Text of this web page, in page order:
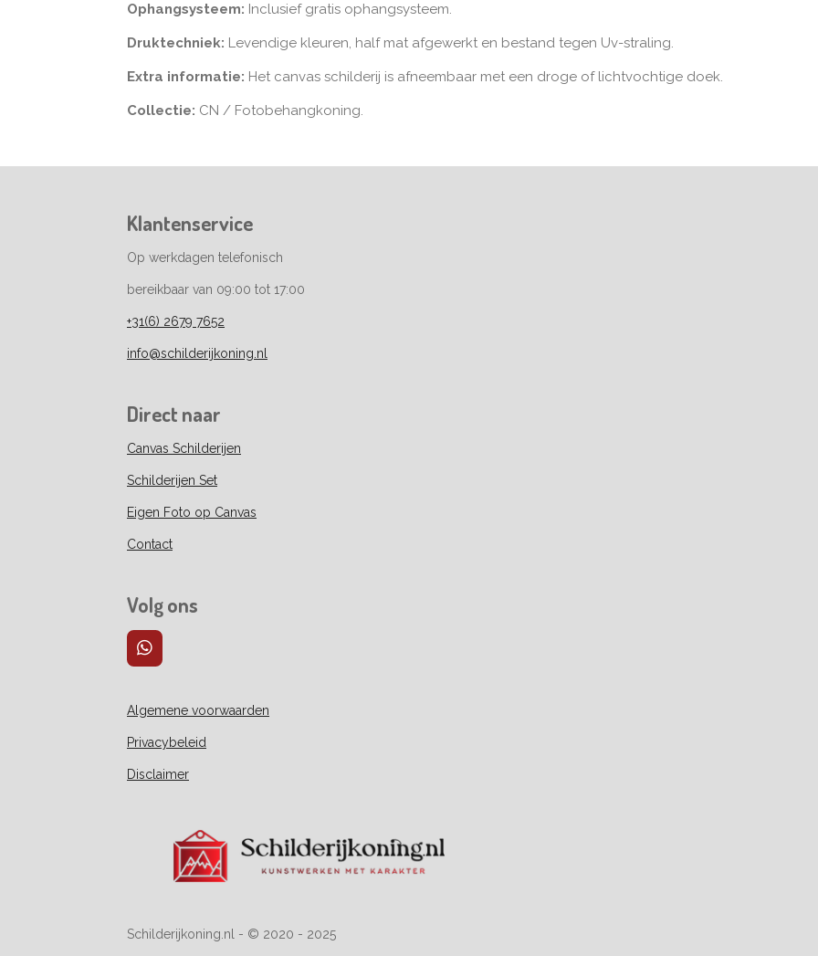
Ophangsysteem: Inclusief gratis ophangsysteem.
Druktechniek: Levendige kleuren, half mat afgewerkt en bestand tegen Uv-straling.
Extra informatie: Het canvas schilderij is afneembaar met een droge of lichtvochtige doek.
Collectie: CN / Fotobehangkoning.
Klantenservice
Op werkdagen telefonisch
bereikbaar van 09:00 tot 17:00
+31(6) 2679 7652
info@schilderijkoning.nl
Direct naar
Canvas Schilderijen
Schilderijen Set
Eigen Foto op Canvas
Contact
Volg ons
W
h
t
s
A
p
p
Algemene voorwaarden
Privacybeleid
Disclaimer
Schilderijkoning.nl - © 2020 - 2025